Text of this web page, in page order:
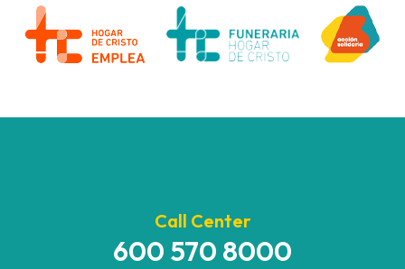
Call Center
600 570 8000